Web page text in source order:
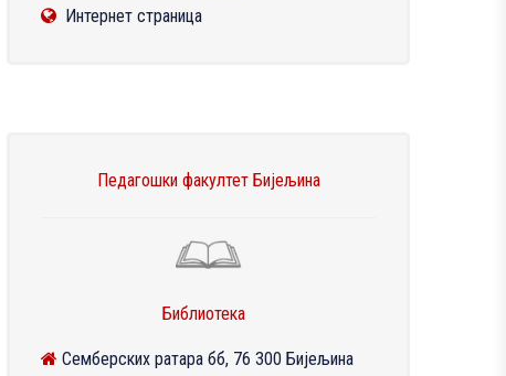
Интернет страница
Педагошки факултет Бијељина
Библиотека
Семберских ратара бб, 76 300 Бијељина